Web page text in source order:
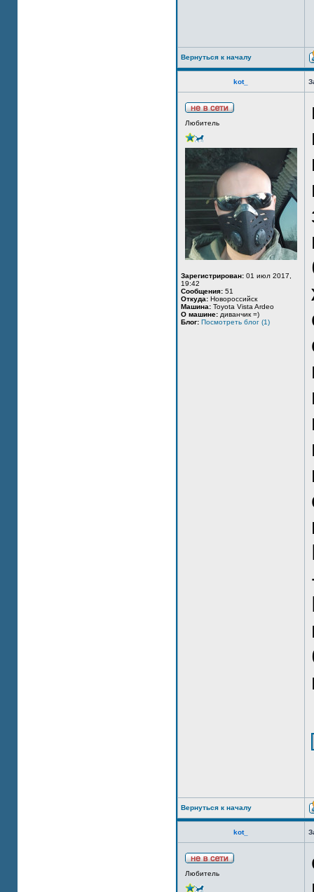
Вернуться к началу
kot_
Любитель
Зарегистрирован: 01 июл 2017,
19:42
Сообщения: 51
Откуда: Новороссийск
Машина: Toyota Vista Ardeo
О машине: диванчик =)
Блог: Посмотреть блог (1)
Вернуться к началу
kot_
Любитель